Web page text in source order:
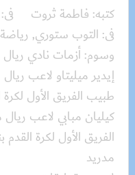
كتبه: فاطمة ثروت فى:
فى: التوب ستوري, رياضة
وسوم:أزمات نادي
إيدير ميليتاو لاعب
طبيب الفريق الأول
كيليان مبابي لاعب
الفريق الأول لكرة
مدريد